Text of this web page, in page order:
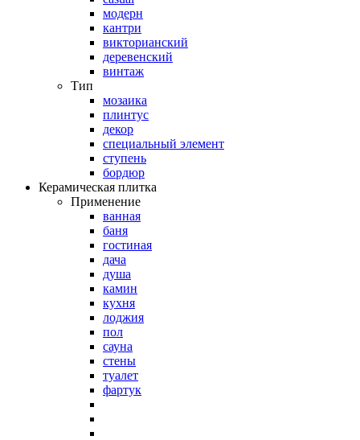
модерн
кантри
викторианский
деревенский
винтаж
Тип
мозаика
плинтус
декор
специальный элемент
ступень
бордюр
Керамическая плитка
Применение
ванная
баня
гостиная
дача
душа
камин
кухня
лоджия
пол
сауна
стены
туалет
фартук